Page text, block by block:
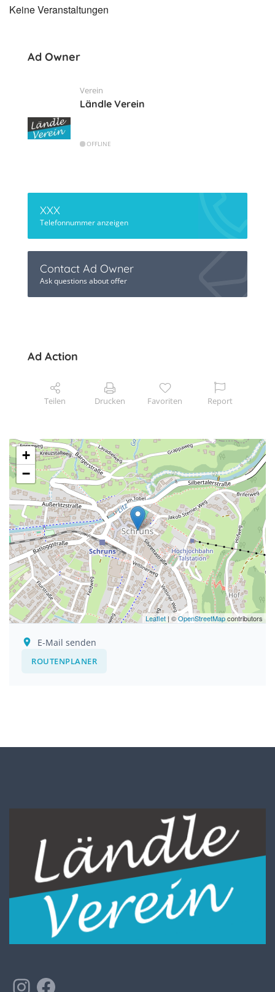
Keine Veranstaltungen
Ad Owner
Verein
Ländle Verein
OFFLINE
XXX
Telefonnummer anzeigen
Contact Ad Owner
Ask questions about offer
Ad Action
Teilen Drucken Favoriten Report
+
−
Leaflet | ©OpenStreetMapcontributors
E-Mail senden
ROUTENPLANER